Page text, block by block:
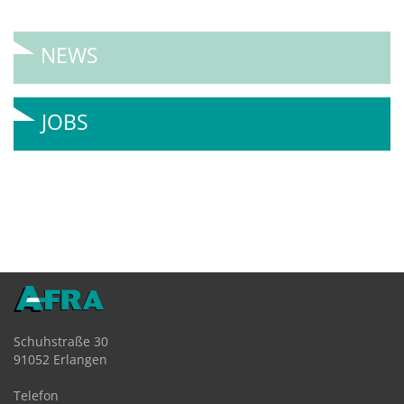
NEWS
JOBS
Schuhstraße 30
91052 Erlangen
Telefon